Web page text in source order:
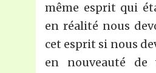
même esprit qui
en réalité nous
cet esprit si nous
en nouveauté de